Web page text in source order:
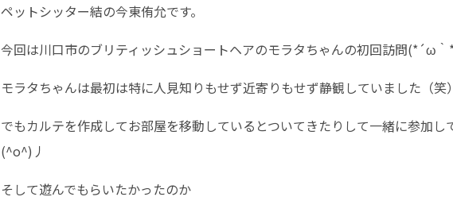
ペットシッター結の今東侑允です。
今回は川口市のブリティッシュショートヘアのモラタちゃんの初回訪問(*´ω
モラタちゃんは最初は特に人見知りもせず近寄りもせず静観していました（笑
でもカルテを作成してお部屋を移動しているとついてきたりして一緒に参加し
(^o^)丿
そして遊んでもらいたかったのか